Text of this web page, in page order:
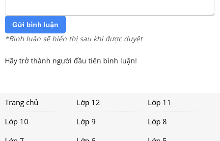
Gửi bình luận
*Bình luận sẽ hiển thị sau khi được duyệt
Hãy trở thành người đầu tiên bình luận!
Trang chủ Lớp 12
Lớp 11
Lớp 10
Lớp 9
Lớp 8